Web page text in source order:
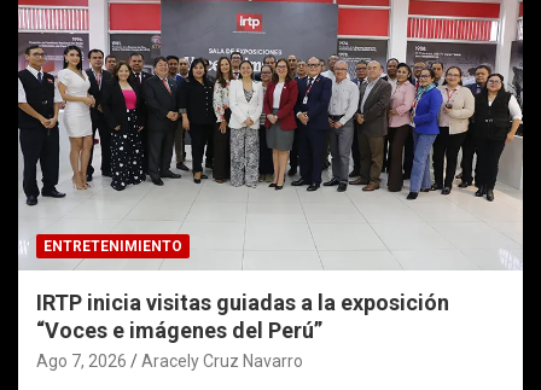
ENTRETENIMIENTO
IRTP inicia visitas guiadas a la exposición
“Voces e imágenes del Perú”
Ago 7, 2026 Aracely Cruz Navarro